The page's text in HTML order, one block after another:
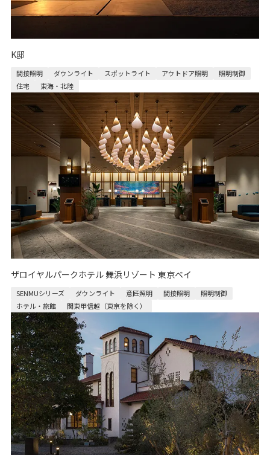
K邸
間接照明 ダウンライト スポットライト アウトドア照明
照明制御
住宅
東海・北陸
ザロイヤルパークホテル 舞浜リゾート 東京ベイ
SENMUシリーズ ダウンライト 意匠照明 間接照明
照明制御
ホテル・旅館
関東甲信越（東京を除く）